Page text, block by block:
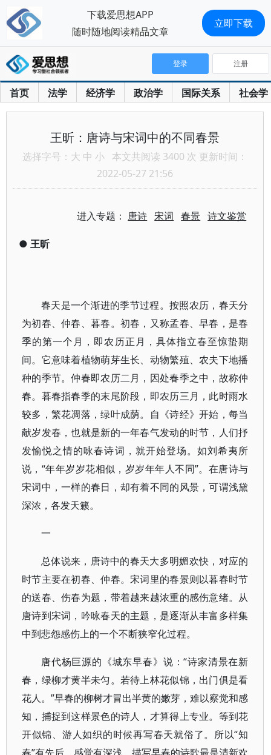
首页 法学 经济学 政治学 国际关系 社会学
登录 注册
王昕：唐诗与宋词中的不同春景
选择字号： 大 中 小 本文共阅读 3400 次 更新时间：
2022-05-27 21:56
进入专题： 唐诗 宋词 春景 诗文鉴赏
● 王昕
春天是一个渐进的季节过程。按照农历，春天分
为初春、仲春、暮春。初春，又称孟春、早春，是春
季的第一个月，即农历正月，具体指立春至惊蛰期
间。它意味着植物萌芽生长、动物繁殖、农夫下地播
种的季节。仲春即农历二月，因处春季之中，故称仲
春。暮春指春季的末尾阶段，即农历三月，此时雨水
较多，繁花凋落，绿叶成荫。自《诗经》开始，每当
献岁发春，也就是新的一年春气发动的时节，人们抒
发愉悦之情的咏春诗词，就开始登场。如刘希夷所
说，“年年岁岁花相似，岁岁年年人不同”。在唐诗与
宋词中，一样的春日，却有着不同的风景，可谓浅黛
深浓，各发天籁。
一
总体说来，唐诗中的春天大多明媚欢快，对应的
时节主要在初春、仲春。宋词里的春景则以暮春时节
的送春、伤春为题，带着越来越浓重的感伤意绪。从
唐诗到宋词，吟咏春天的主题，是逐渐从丰富多样集
中到悲怨感伤上的一个不断狭窄化过程。
唐代杨巨源的《城东早春》说：“诗家清景在新
春，绿柳才黄半未匀。若待上林花似锦，出门俱是看
花人。”早春的柳树才冒出半黄的嫩芽，难以察觉和感
知，捕捉到这样景色的诗人，才算得上专业。等到花
开似锦、游人如织的时候再写春天就俗了。所以“知
下载爱思想APP
随时随地阅读精品文章
立即下载